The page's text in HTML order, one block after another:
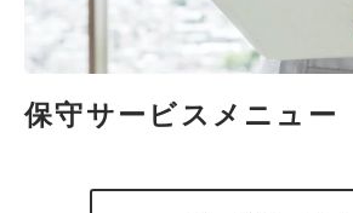
保守サービスメニュー